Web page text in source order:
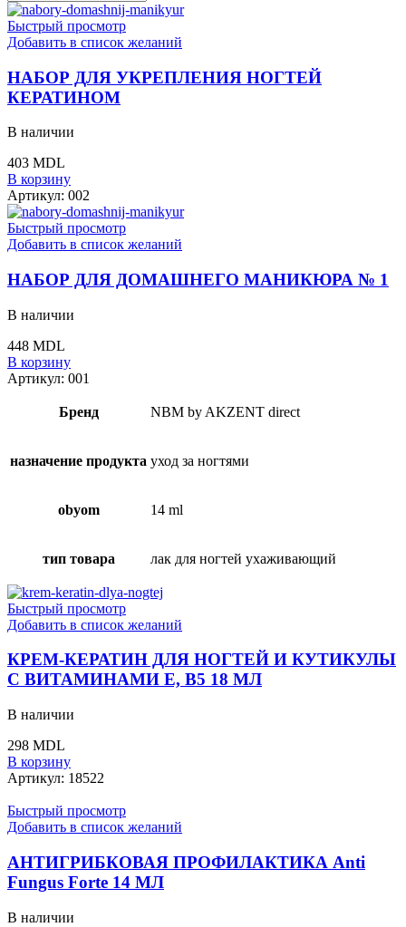
Быстрый просмотр
Добавить в список желаний
НАБОР ДЛЯ УКРЕПЛЕНИЯ НОГТЕЙ
КЕРАТИНОМ
В наличии
403 MDL
В корзину
Артикул: 002
Быстрый просмотр
Добавить в список желаний
НАБОР ДЛЯ ДОМАШНЕГО МАНИКЮРА № 1
В наличии
448 MDL
В корзину
Артикул: 001
Бренд NBM by AKZENT direct
назначение продукта уход за ногтями
obyom 14 ml
тип товара лак для ногтей ухаживающий
Быстрый просмотр
Добавить в список желаний
КРЕМ-КЕРАТИН ДЛЯ НОГТЕЙ И КУТИКУЛЫ
С ВИТАМИНАМИ Е, В5 18 МЛ
В наличии
298 MDL
В корзину
Артикул: 18522
Быстрый просмотр
Добавить в список желаний
АНТИГРИБКОВАЯ ПРОФИЛАКТИКА Anti
Fungus Forte 14 МЛ
В наличии